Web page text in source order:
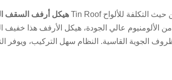
هيكل أرفف السقف
الألومنيوم عالي الجودة، هيكل الأرفف هذا
الجوية القاسية. النظام سهل التركيب، ويوفر